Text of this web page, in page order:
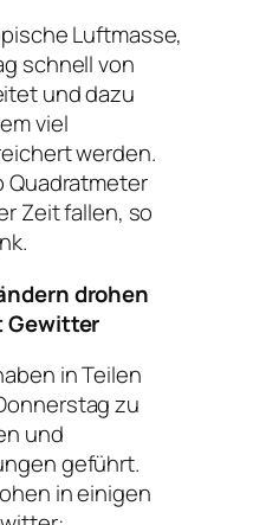
Luftmasse,
schnell von
und dazu
viel
werden.
Quadratmeter
Zeit fallen, so
drohen
Gewitter
in Teilen
zu
und
geführt.
in einigen